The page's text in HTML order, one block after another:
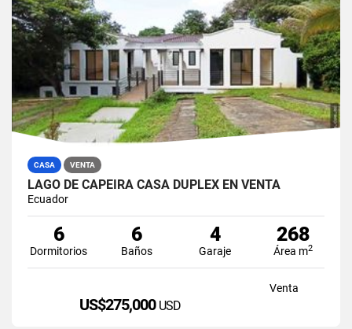
CASA VENTA
LAGO DE CAPEIRA CASA DUPLEX EN VENTA
Ecuador
6
Dormitorios
6
Baños
4
Garaje
268
Área m2
Venta
US$275,000 USD